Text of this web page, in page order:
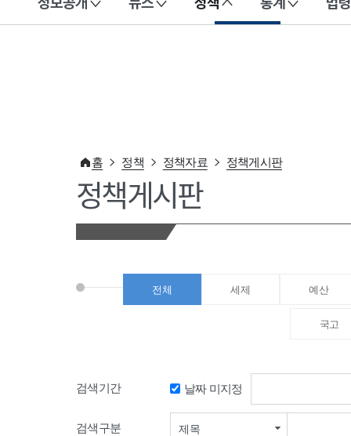
이 누리집은 대한민국 공식 전자정부 누리집입니다.
홈 정책 정책자료 정책게시판
정책게시판
전체 세제 예산
국고
검색기간 날짜 미지정
검색구분 제목